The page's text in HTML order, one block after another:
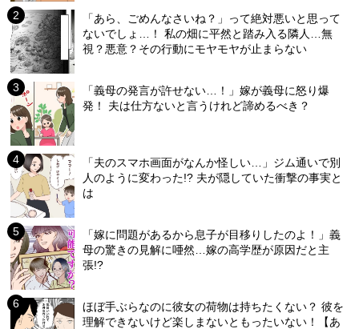
「あら、ごめんなさいね？」って絶対悪いと思って
ないでしょ…！ 私の畑に平然と踏み入る隣人…無
視？悪意？その行動にモヤモヤが止まらない
「義母の発言が許せない…！」嫁が義母に怒り爆
発！ 夫は仕方ないと言うけれど諦めるべき？
「夫のスマホ画面がなんか怪しい…」ジム通いで別
人のように変わった!? 夫が隠していた衝撃の事実と
は
「嫁に問題があるから息子が目移りしたのよ！」義
母の驚きの見解に唖然…嫁の高学歴が原因だと主
張!?
ほぼ手ぶらなのに彼女の荷物は持ちたくない？ 彼を
理解できないけど楽しまないともったいない！【あ